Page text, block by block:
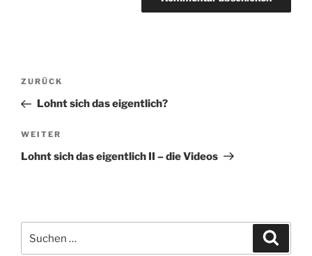
Beitragsnavigation
Vorheriger
Beitrag
ZURÜCK
Lohnt sich das eigentlich?
Nächster
Beitrag
WEITER
Lohnt sich das eigentlich II – die Videos
nach: